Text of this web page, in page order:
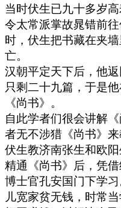
当时伏生已九十多岁
令太常派掌故晁错前
时，伏生把书藏在夹
亡。
汉朝平定天下后，他
只剩二十九篇，于是
《尚书》。
自此学者们很会讲解
者无不涉猎《尚书》来
伏生教济南张生和欧
精通《尚书》后，凭
博士官孔安国门下学习
儿宽家贫无钱，时常